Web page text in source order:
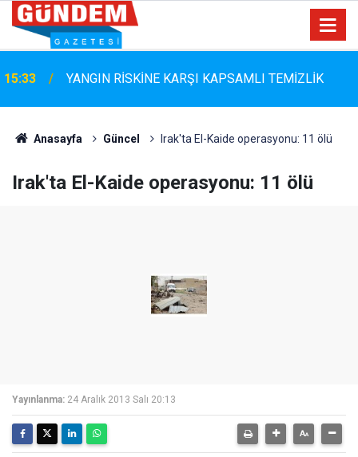
15:33 YANGIN RİSKİNE KARŞI KAPSAMLI TEMİZLİK
Anasayfa Güncel Irak'ta El-Kaide operasyonu: 11 ölü
Irak'ta El-Kaide operasyonu: 11 ölü
Yayınlanma: 24 Aralık 2013 Salı 20:13